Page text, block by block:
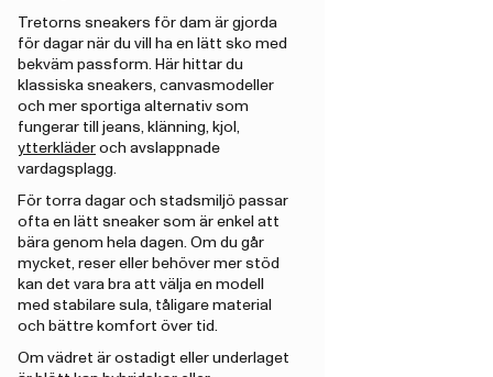
Tretorns sneakers för dam är gjorda
för dagar när du vill ha en lätt sko med
bekväm passform. Här hittar du
klassiska sneakers, canvasmodeller
och mer sportiga alternativ som
fungerar till jeans, klänning, kjol,
ytterkläder och avslappnade
vardagsplagg.
För torra dagar och stadsmiljö passar
ofta en lätt sneaker som är enkel att
bära genom hela dagen. Om du går
mycket, reser eller behöver mer stöd
kan det vara bra att välja en modell
med stabilare sula, tåligare material
och bättre komfort över tid.
Om vädret är ostadigt eller underlaget